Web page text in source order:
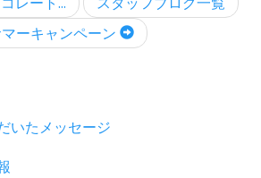
ーキャンペーン
いたメッセージ